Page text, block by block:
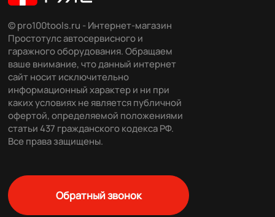
© pro100tools.ru - Интернет-магазин
Простотулс автосервисного и
гаражного оборудования. Обращаем
ваше внимание, что данный интернет
сайт носит исключительно
информационный характер и ни при
каких условиях не является публичной
офертой, определяемой положениями
статьи 437 гражданского кодекса РФ.
Все права защищены.
Обратный звонок